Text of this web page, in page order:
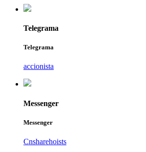
Telegrama
Telegrama
accionista
Messenger
Messenger
Cnsharehoists